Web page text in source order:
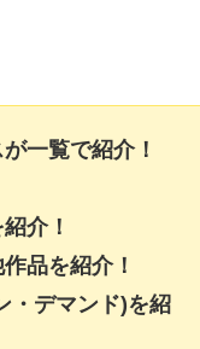
一覧で紹介！
介！
品を紹介！
・デマンド)を紹